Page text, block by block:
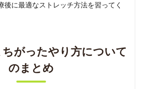
後に最適なストレッチ方法を習ってく
がったやり方について
のまとめ